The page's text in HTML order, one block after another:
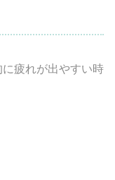
疲れが出やすい時